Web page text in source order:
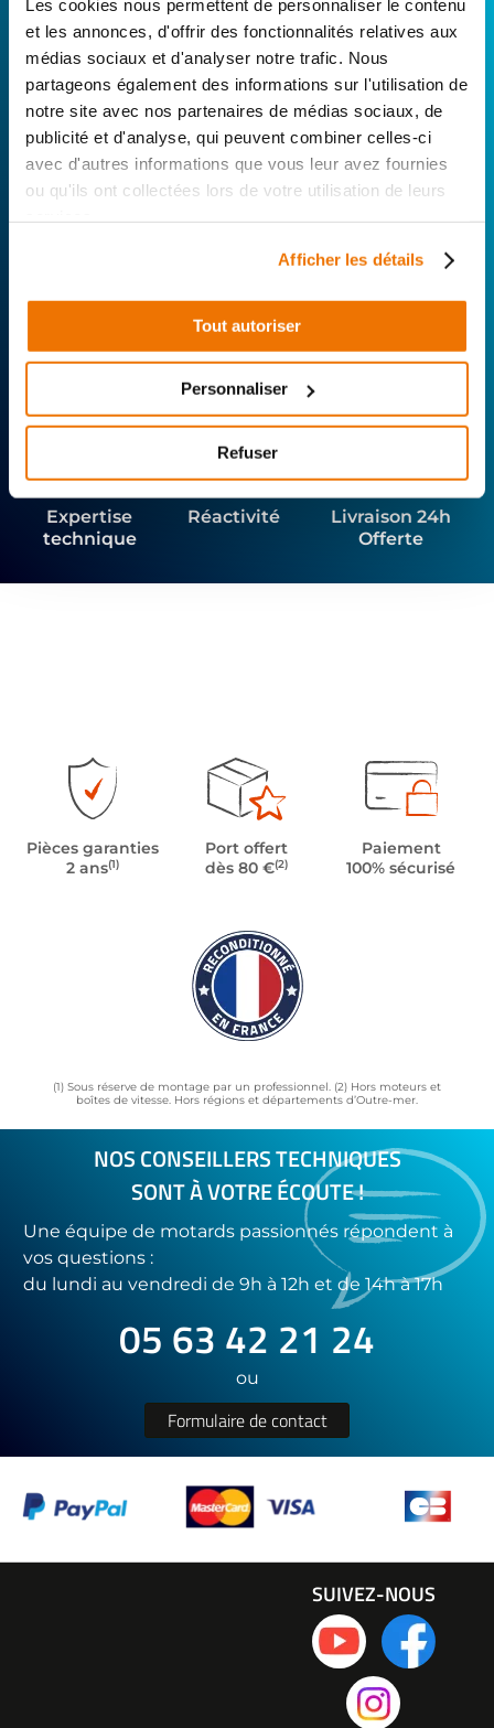
Les cookies nous permettent de personnaliser le contenu
et les annonces, d'offrir des fonctionnalités relatives aux
médias sociaux et d'analyser notre trafic. Nous
partageons également des informations sur l'utilisation de
notre site avec nos partenaires de médias sociaux, de
publicité et d'analyse, qui peuvent combiner celles-ci
avec d'autres informations que vous leur avez fournies
ou qu'ils ont collectées lors de votre utilisation de leurs
Afficher les détails
Tout autoriser
Personnaliser
Refuser
CONNECTEZ-VOUS AVEC VOTRE
RÉPARATEUR FAVORI
Avec Surplus Motos, bénéficiez de l’expertise
technique de notre réseau de Réparateurs-
Distributeurs. De l’achat de pièces scooters
d’occasion garanties à la révision complète de
votre 2 roues, trouvez le garage le plus proche de
Rechercher par...
Expertise
technique
Réactivité
Livraison 24h
Offerte
Pièces garanties
2 ans(1)
Port offert
dès 80 €(2)
Paiement
100% sécurisé
(1) Sous réserve de montage par un professionnel. (2) Hors moteurs et
boîtes de vitesse. Hors régions et départements d’Outre-mer.
NOS CONSEILLERS TECHNIQUES
SONT À VOTRE ÉCOUTE !
Une équipe de motards passionnés répondent à
vos questions :
du lundi au vendredi de 9h à 12h et de 14h à 17h
05 63 42 21 24
ou
Formulaire de contact
SUIVEZ-NOUS